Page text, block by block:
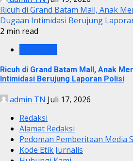
Ricuh di Grand Batam Mall, Anak
Dugaan Intimidasi Berujung
2 min read
Ricuh di Grand Batam Mall, Anak
Intimidasi Berujung Laporan Polisi
admin TN Juli 17, 2026
Redaksi
Alamat Redaksi
Pedoman Pemberitaan Media
Kode Etik Jurnalis